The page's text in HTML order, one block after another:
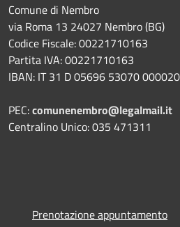
Comune di Nembro
via Roma 13 24027 Nembro (BG)
Codice Fiscale: 00221710163
Partita IVA: 00221710163
IBAN: IT 31 D 05696 53070
PEC:comunenembro@legalmail.it
Centralino Unico: 035 471311
Prenotazione appuntamento